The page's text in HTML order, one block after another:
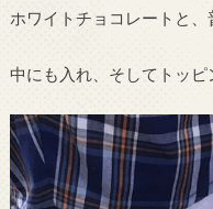
ホワイトチョコレートと、
中にも入れ、そしてトッ